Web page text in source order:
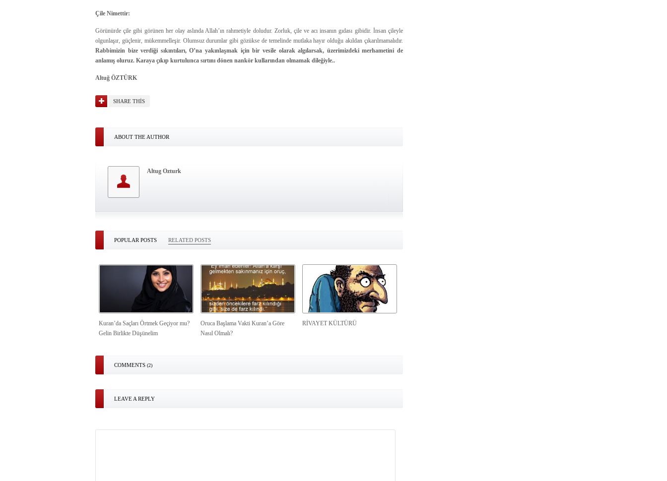
Çile Nimettir:
Görünürde çile gibi görünen her olay aslında Allah’ın rahmetiyle doludur. Zorluk, çile ve acı insanın gıdası gibidir. İnsan çileyle
olgunlaşır, güçlenir, mükemmelleşir. Olumsuz durumlar gibi gözükse de temelinde mutlaka hayır olduğu akıldan çıkarılmamalıdır.
Rabbimizin bize verdiği sıkıntıları, O’na yakınlaşmak için bir vesile olarak algılarsak, üzerimizdeki merhametini de
anlamış oluruz. Karaya çıkıp kurtulunca sırtını dönen nankör kullarından olmamak dileğiyle..
Altuğ ÖZTÜRK
SHARE THIS
ABOUT THE AUTHOR
Altug Ozturk
POPULAR POSTS RELATED POSTS
Kuran’da Saçları Örtmek Geçiyor mu?
Gelin Birlikte Düşünelim
Oruca Başlama Vakti Kuran’a Göre
Nasıl Olmalı?
RİVAYET KÜLTÜRÜ
COMMENTS (2)
LEAVE A REPLY